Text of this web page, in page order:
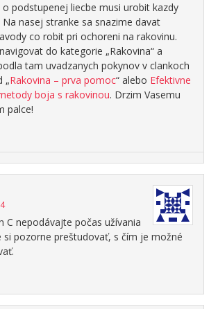
o podstupenej liecbe musi urobit kazdy
nasej stranke sa snazime davat
co robit pri ochoreni na rakovinu.
do kategorie „Rakovina“ a
tam uvadzanych pokynov v clankoch
„Rakovina – prva pomoc“ alebo Efektivne
boja s rakovinou. Drzim Vasemu
palce!
C nepodávajte počas užívania
si pozorne preštudovať, s čím je možné